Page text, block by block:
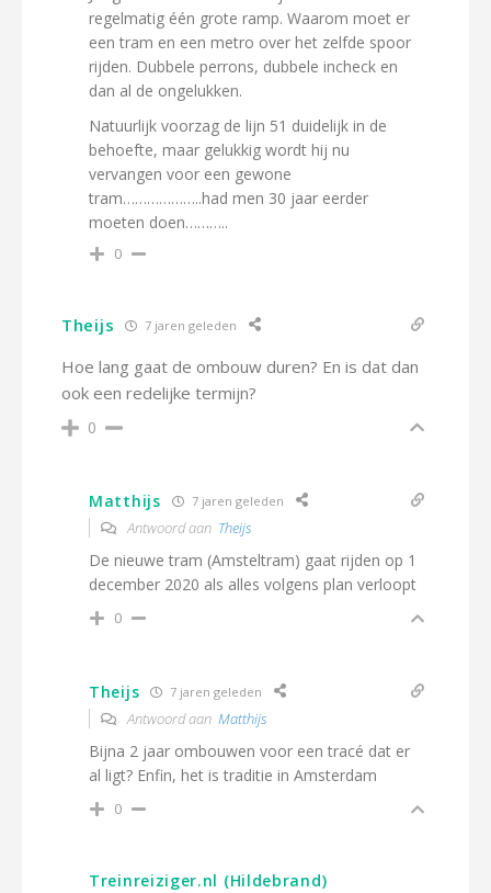
regelmatig één grote ramp. Waarom moet er
een tram en een metro over het zelfde spoor
rijden. Dubbele perrons, dubbele incheck en
dan al de ongelukken.
Natuurlijk voorzag de lijn 51 duidelijk in de
behoefte, maar gelukkig wordt hij nu
vervangen voor een gewone
tram………………..had men 30 jaar eerder
moeten doen………..
0
Theijs 7 jaren geleden
Hoe lang gaat de ombouw duren? En is dat dan
ook een redelijke termijn?
0
Matthijs 7 jaren geleden
Antwoord aan Theijs
De nieuwe tram (Amsteltram) gaat rijden op 1
december 2020 als alles volgens plan verloopt
0
Theijs 7 jaren geleden
Antwoord aan Matthijs
Bijna 2 jaar ombouwen voor een tracé dat er
al ligt? Enfin, het is traditie in Amsterdam
0
Treinreiziger.nl (Hildebrand)